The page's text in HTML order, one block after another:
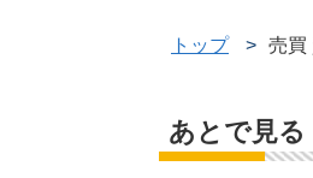
トップ > 売買
あとで見る